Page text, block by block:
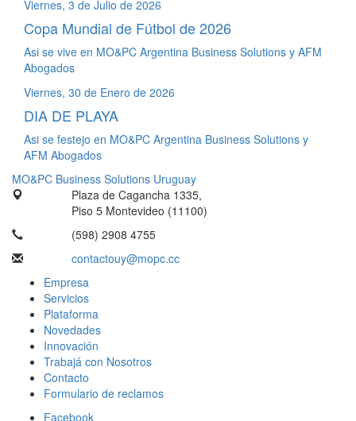
Viernes, 3 de Julio de 2026
Copa Mundial de Fútbol de 2026
Asi se vive en MO&PC Argentina Business Solutions y AFM
Abogados
Viernes, 30 de Enero de 2026
DIA DE PLAYA
Asi se festejo en MO&PC Argentina Business Solutions y
AFM Abogados
MO&PC Business Solutions Uruguay
Plaza de Cagancha 1335,
Piso 5 Montevideo (11100)
(598) 2908 4755
contactouy@mopc.cc
Empresa
Servicios
Plataforma
Novedades
Innovación
Trabajá con Nosotros
Contacto
Formulario de reclamos
Facebook